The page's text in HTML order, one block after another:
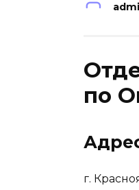
по
г.